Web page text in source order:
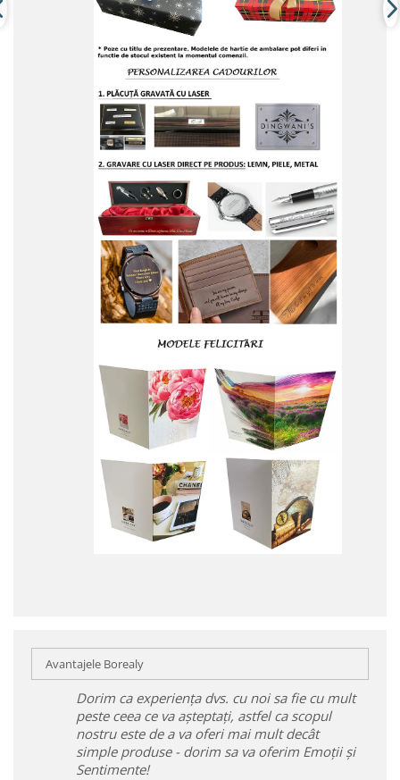
Avantajele Borealy
Dorim ca experiența dvs. cu noi sa fie cu mult
peste ceea ce va așteptați, astfel ca scopul
nostru este de a va oferi mai mult decât
simple produse - dorim sa va oferim Emoții și
Sentimente!